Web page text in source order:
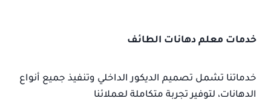
خدمات معلم دهانات الطائف
خدماتنا تشمل تصميم الديكور الداخلي وتنفيذ جميع أنواع
الدهانات، لتوفير تجربة متكاملة لعملائنا